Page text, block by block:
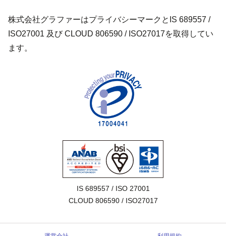
株式会社グラファーはプライバシーマークとIS 689557 /
ISO27001 及び CLOUD 806590 / ISO27017を取得してい
ます。
IS 689557 / ISO 27001
CLOUD 806590 / ISO27017